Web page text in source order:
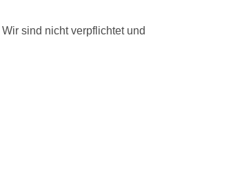
Wir sind nicht verpflichtet und